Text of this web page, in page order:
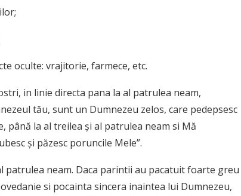
oculte: vrajitorie, farmece, etc.
in linie directa pana la al patrulea neam,
tău, sunt un Dumnezeu zelos, care pedepsesc
până la al treilea şi al patrulea neam si Mă
şi păzesc poruncile Mele”.
neam. Daca parintii au pacatuit foarte greu
si pocainta sincera inaintea lui Dumnezeu,